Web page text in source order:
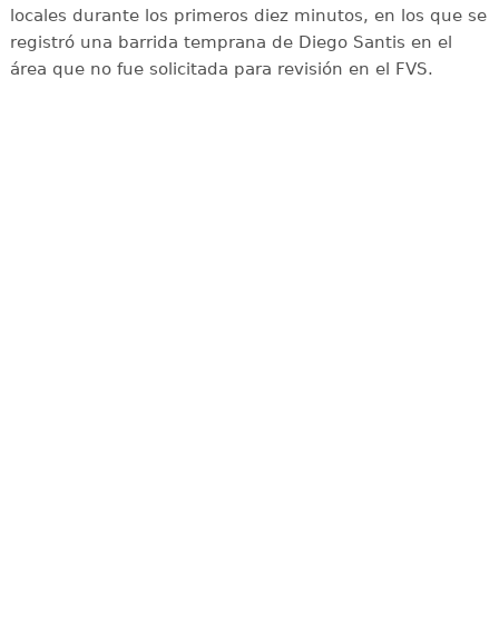
locales durante los primeros diez minutos, en los que se
registró una barrida temprana de Diego Santis en el
área que no fue solicitada para revisión en el FVS.